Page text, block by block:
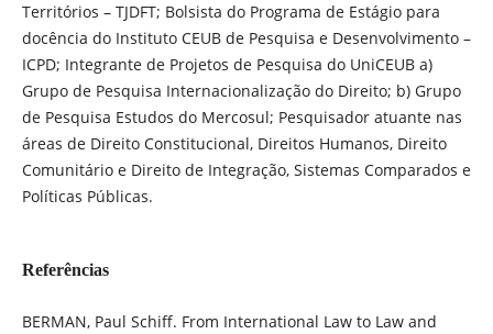
Territórios – TJDFT; Bolsista do Programa de Estágio para
docência do Instituto CEUB de Pesquisa e Desenvolvimento –
ICPD; Integrante de Projetos de Pesquisa do UniCEUB a)
Grupo de Pesquisa Internacionalização do Direito; b) Grupo
de Pesquisa Estudos do Mercosul; Pesquisador atuante nas
áreas de Direito Constitucional, Direitos Humanos, Direito
Comunitário e Direito de Integração, Sistemas Comparados e
Políticas Públicas.
Referências
BERMAN, Paul Schiff. From International Law to Law and